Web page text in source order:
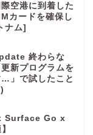
空港に到着した
カードを確保し
ナム]
終わらな
新プログラムを
」で試したこと
Surface Go x